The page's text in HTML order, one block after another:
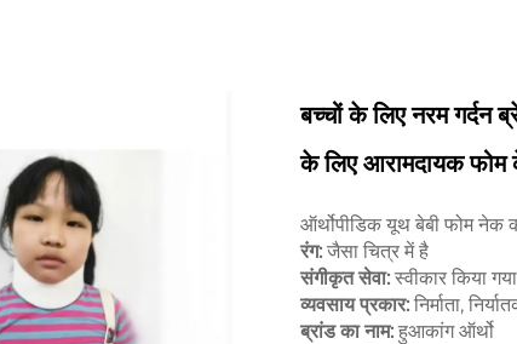
बच्चों के लिए नरम गर्दन
के लिए आरामदायक फोम
ऑर्थोपीडिक यूथ बेबी फोम नेक
रंग: जैसा चित्र में है
संगीकृत सेवा: स्वीकार किया गया
व्यवसाय प्रकार: निर्माता,
ब्रांड का नाम: हुआकांग ऑर्थो